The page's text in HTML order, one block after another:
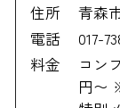
住所 青森
電話
017-
料金
コン
円〜